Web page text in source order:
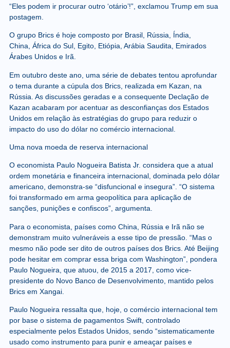
“Eles podem ir procurar outro ‘otário’!”, exclamou Trump em sua
postagem.
O grupo Brics é hoje composto por Brasil, Rússia, Índia,
China, África do Sul, Egito, Etiópia, Arábia Saudita, Emirados
Árabes Unidos e Irã.
Em outubro deste ano, uma série de debates tentou aprofundar
o tema durante a cúpula dos Brics, realizada em Kazan, na
Rússia. As discussões geradas e a consequente Declação de
Kazan acabaram por acentuar as desconfianças dos Estados
Unidos em relação às estratégias do grupo para reduzir o
impacto do uso do dólar no comércio internacional.
Uma nova moeda de reserva internacional
O economista Paulo Nogueira Batista Jr. considera que a atual
ordem monetária e financeira internacional, dominada pelo dólar
americano, demonstra-se “disfuncional e insegura”. “O sistema
foi transformado em arma geopolítica para aplicação de
sanções, punições e confiscos”, argumenta.
Para o economista, países como China, Rússia e Irã não se
demonstram muito vulneráveis a esse tipo de pressão. “Mas o
mesmo não pode ser dito de outros países dos Brics. Até Beijing
pode hesitar em comprar essa briga com Washington”, pondera
Paulo Nogueira, que atuou, de 2015 a 2017, como vice-
presidente do Novo Banco de Desenvolvimento, mantido pelos
Brics em Xangai.
Paulo Nogueira ressalta que, hoje, o comércio internacional tem
por base o sistema de pagamentos Swift, controlado
especialmente pelos Estados Unidos, sendo “sistematicamente
usado como instrumento para punir e ameaçar países e